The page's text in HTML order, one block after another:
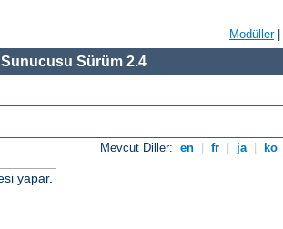
Modüller|
Sürüm 2.4
Mevcut Diller: en fr ja ko
yapar.